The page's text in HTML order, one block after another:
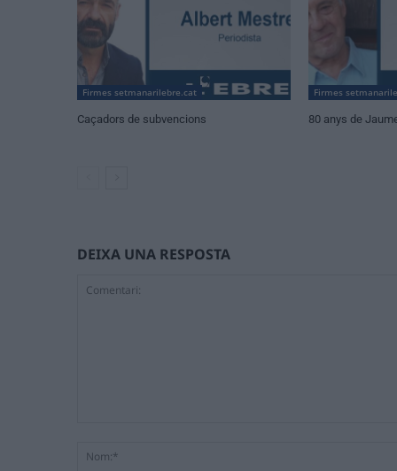
Firmes setmanarilebre.cat
Caçadors de subvencions
Firmes
80 anys de
DEIXA UNA RESPOSTA